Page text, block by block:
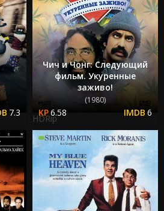
7.3
Чич и Чонг: Следующий
фильм. Укуренные
заживо!
(1980)
6.58 6
HDRip